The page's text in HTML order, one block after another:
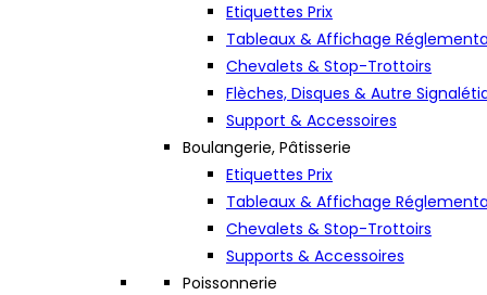
Etiquettes Prix
Tableaux & Affichage
Chevalets & Stop-Trottoirs
Flèches, Disques & Autre
Support & Accessoires
Boulangerie, Pâtisserie
Etiquettes Prix
Tableaux & Affichage
Chevalets & Stop-Trottoirs
Supports & Accessoires
Poissonnerie